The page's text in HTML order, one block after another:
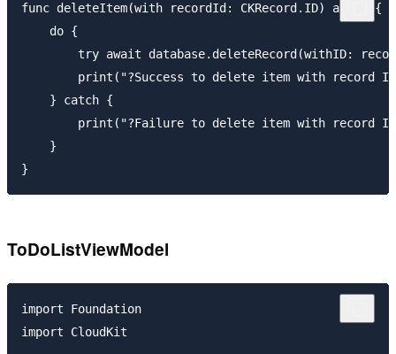
func deleteItem(with recordId: CKRecord.ID) async {
    do {
try await database.deleteRecord(withID:
print("?Success to delete item with record
    } catch {
print("?Failure to delete item with record
    }
ToDoListViewModel
import Foundation
import CloudKit